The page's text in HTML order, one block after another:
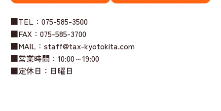
■TEL：075-585-3500
■FAX：075-585-3700
■MAIL：staff@tax-kyotokita.com
■営業時間：10:00～19:00
■定休日：日曜日